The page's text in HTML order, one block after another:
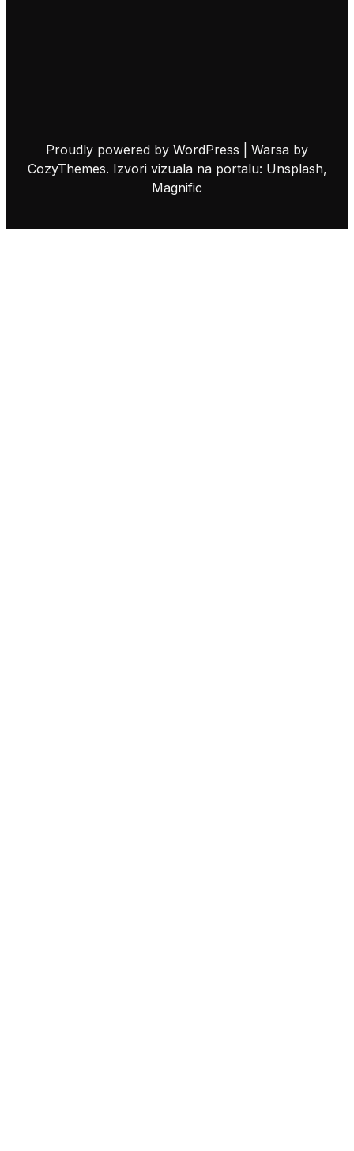
Proudly powered by WordPress | Warsa by
CozyThemes. Izvori vizuala na portalu: Unsplash,
Magnific